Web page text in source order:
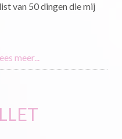
van 50 dingen die mij
meer...